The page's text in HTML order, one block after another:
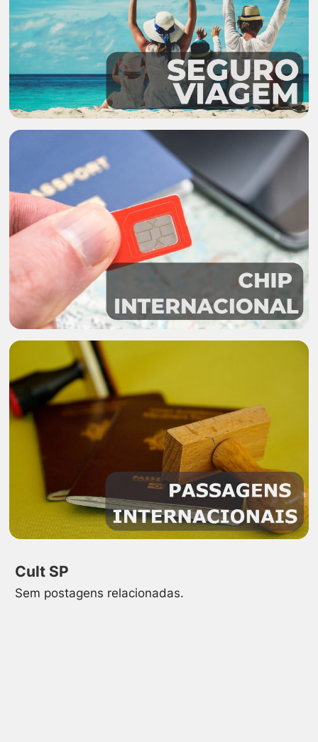
Cult SP
Sem postagens relacionadas.